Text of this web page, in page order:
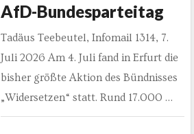
AfD-Bundesparteitag
Tadäus Teebeutel, Infomail 1314, 7.
Juli 2026 Am 4. Juli fand in Erfurt die
bisher größte Aktion des Bündnisses
„Widersetzen“ statt. Rund 17.000 …